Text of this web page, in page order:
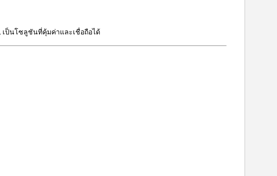
เป็นโซลูชันที่คุ้มค่าและเชื่อถือได้